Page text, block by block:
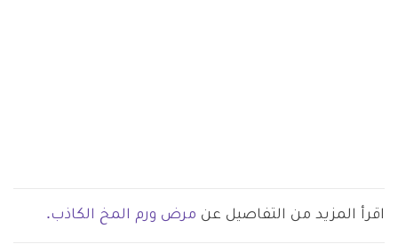
اقرأ المزيد من التفاصيل عن مرض ورم المخ الكاذب.